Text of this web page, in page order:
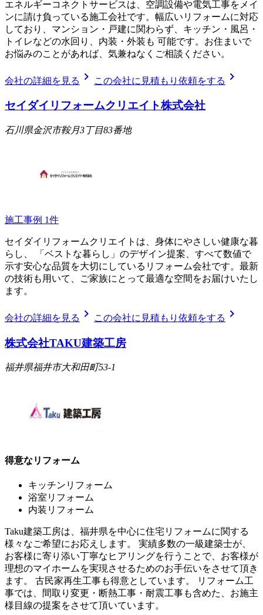
エネルギーコネクトサービスは、空調設備や電気工事をメイ
ンに請け負っている施工会社です。幅広いリフォームに対応
しており、マンション・戸建に関わらず、キッチン・風呂・
トイレなどの水回り、内装・外装も 可能です。お住まいで
お悩みのことがあれば、気兼ねなくご相談ください。
会社の詳細を見る chevron_right この会社に見積もり依頼をする chevron_right
セイダイリフォームクリエイト株式会社
石川県金沢市鞍月3丁目83番地
施工事例 1件
セイダイリフォームクリエイトは、身体にやさしい健康な暮
らし、 「ベストな暮らし」のデザイン提案、すべて数値で
示す安心な品質を大切にしているリフォーム会社です。最新
の技術も用いて、ご家族にとって最適な空間をお届けいたし
ます。
会社の詳細を見る chevron_right この会社に見積もり依頼をする chevron_right
株式会社TAKU建築工房
福井県福井市大和田町53-1
得意なリフォーム
キッチンリフォーム
浴室リフォーム
内装リフォーム
Taku建築工房は、福井県を中心に住宅リフォームに関する
様々なご希望にお応えします。 実績多数の一級建築士が、
お客様に寄り添い丁寧なヒアリングを行うことで、お客様が
理想のマイホームを実現させるためのお手伝いをさせて頂き
ます。 古民家再生工事も得意としています。 リフォーム工
事では、間取り変更・断熱工事・耐震工事も含めた、お施主
様目線の提案をさせて頂いています。